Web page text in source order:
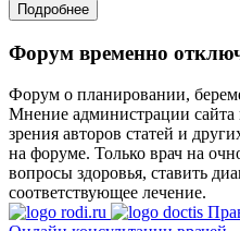
Подробнее
Форум временно
Форум о планировании,
Мнение администрации сайта
зрения авторов статей и
на форуме. Только врач на
вопросы здоровья, ставить
соответствующее лечение.